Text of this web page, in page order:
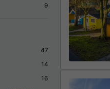
9
47
14
16